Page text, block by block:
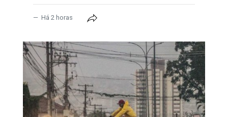
Há 2 horas